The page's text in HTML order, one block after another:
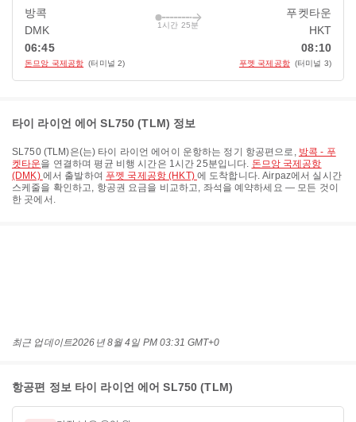
방콕
DMK
06:45
돈므앙 국제공항 (터미널 2)
1시간 25분
푸켓타운
HKT
08:10
푸껫 국제공항 (터미널 3)
타이 라이언 에어 SL750 (TLM) 정보
SL750(TLM)은(는) 타이 라이언 에어 이 운항하는 정기 항공편으로, 방콕 - 푸
켓타운을 연결하며 평균 비행 시간은 1시간 25분입니다. 돈므앙 국제공항
(DMK) 에서 출발하여 푸껫 국제공항 (HKT) 에 도착합니다. Airpaz에서 실시간
스케줄을 확인하고, 항공권 요금을 비교하고, 좌석을 예약하세요 — 모든 것이
한 곳에서.
최근 업데이트2026년 8월 4일 PM 03:31 GMT+0
항공편 정보 타이 라이언 에어 SL750 (TLM)